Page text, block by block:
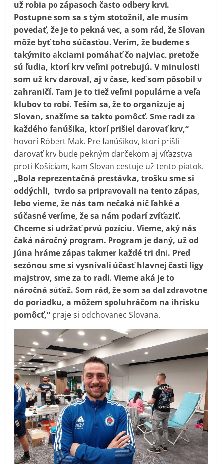
už robia po zápasoch často odbery krvi.
Postupne som sa s tým stotožnil, ale musím
povedať, že je to pekná vec, a som rád, že Slovan
môže byť toho súčasťou. Verím, že budeme s
takýmito akciami pomáhať čo najviac, pretože
sú ľudia, ktorí krv veľmi potrebujú. V minulosti
som už krv daroval, aj v čase, keď som pôsobil v
zahraničí. Tam je to tiež veľmi populárne a veľa
klubov to robí. Teším sa, že to organizuje aj
Slovan, snažíme sa takto pomôcť. Sme radi za
každého fanúšika, ktorí prišiel darovať krv,“
hovorí Róbert Mak. Pre fanúšikov, ktorí prišli
darovať krv bude pekným darčekom aj víťazstva
proti Košiciam, kam Slovan cestuje už tento piatok.
„Bola reprezentačná prestávka, trošku sme si
oddýchli, tvrdo sa pripravovali na tento zápas,
lebo vieme, že nás tam nečaká nič ľahké a
súčasné veríme, že sa nám podarí zvíťaziť.
Chceme si udržať prvú pozíciu. Vieme, aký nás
čaká náročný program. Program je daný, už od
júna hráme zápas takmer každé tri dni. Pred
sezónou sme si vysnívali účasť hlavnej časti ligy
majstrov, sme za to radi. Vieme aká je to
náročná súťaž. Som rád, že som sa dal zdravotne
do poriadku, a môžem spoluhráčom na ihrisku
pomôcť,“ praje si odchovanec Slovana.